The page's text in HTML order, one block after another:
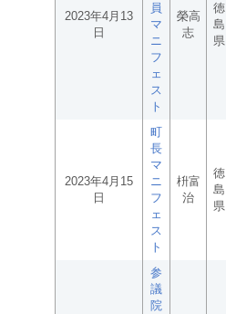
2023年4月13
日
員
マ
ニ
フ
ェ
ス
ト
榮高
志
徳
島
県
2023年4月15
日
町
長
マ
ニ
フ
ェ
ス
ト
枡富
治
徳
島
県
参
議
院